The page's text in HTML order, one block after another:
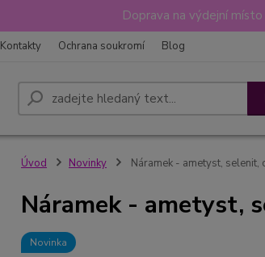
Doprava na výdejní
Kontakty Ochrana soukromí Blog
Úvod Novinky Náramek - ametyst, selenit,
Náramek - ametyst,
Novinka